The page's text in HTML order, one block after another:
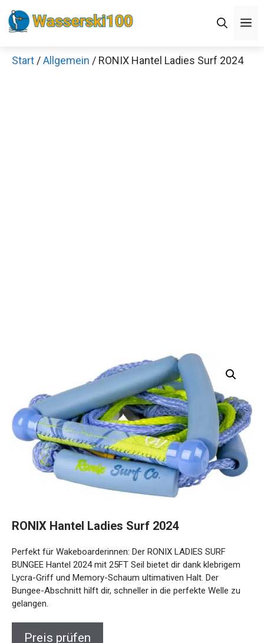
Zum
Inhalt
Start /Allgemein / RONIX Hantel Ladies Surf 2024
RONIX Hantel Ladies Surf 2024
Perfekt für Wakeboarderinnen: Der RONIX LADIES SURF
BUNGEE Hantel 2024 mit 25FT Seil bietet dir dank klebrigem
Lycra-Griff und Memory-Schaum ultimativen Halt. Der
Bungee-Abschnitt hilft dir, schneller in die perfekte Welle zu
gelangen.
Preis prüfen